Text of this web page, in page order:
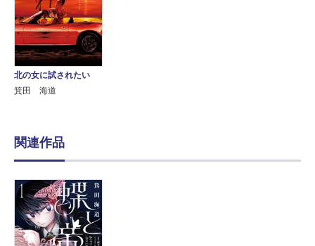
北の女に試されたい
箕田 海道
関連作品